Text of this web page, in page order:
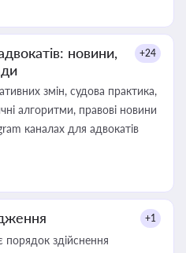
новини,
+24
змін, судова практика,
алгоритми, правові новини
каналах для адвокатів
+1
здійснення